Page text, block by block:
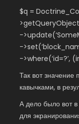
$q =
-
-
->where(‘id=?’,
Так вот
кавычками, в
А дело было вот
для